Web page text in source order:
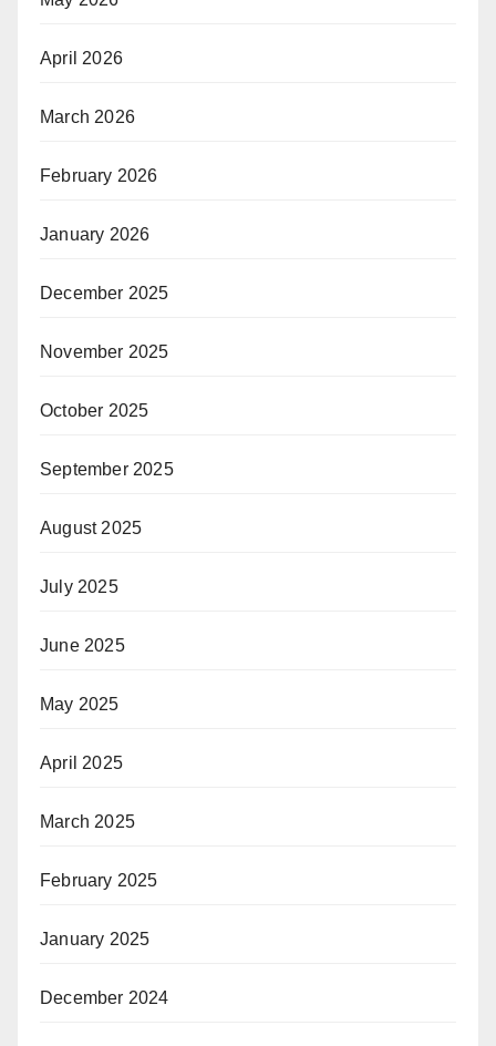
April 2026
March 2026
February 2026
January 2026
December 2025
November 2025
October 2025
September 2025
August 2025
July 2025
June 2025
May 2025
April 2025
March 2025
February 2025
January 2025
December 2024